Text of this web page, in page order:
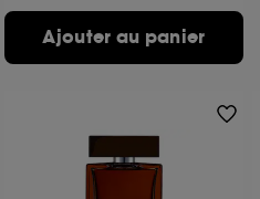
Ajouter au panier